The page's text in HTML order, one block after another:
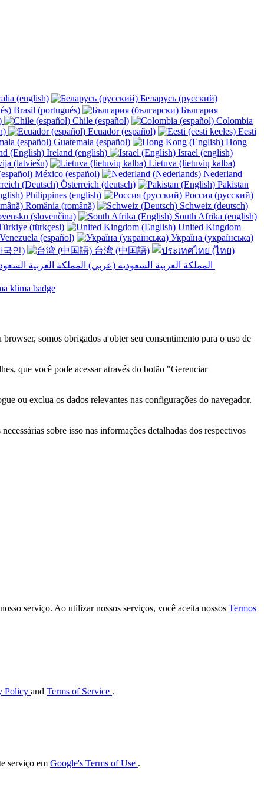
(english)
Беларусь (русский)
Brasil (portugués)
България
Chile (español)
Colombia
Ecuador (español)
Eesti
Guatemala (español)
Hong
Ireland (english)
Israel (english)
(latviešu)
Lietuva (lietuvių kalba)
México (español)
Nederland
Österreich (deutsch)
Pakistan
Philippines (english)
Россия (русский)
România (română)
Schweiz (deutsch)
(slovenčina)
South Afrika (english)
(türkçesi)
United Kingdom
Venezuela (español)
Україна (українська)
국인)
台湾 (中国語)
somos obrigados a obter seu consentimento para o uso de
que você pode acessar através do botão "Gerenciar
ou exclua os dados relevantes nas configurações do navegador.
sobre isso nas informações detalhadas dos respectivos
serviço. Ao utilizar nossos serviços, você aceita nossos Termos
Policy and Terms of Service .
serviço em Google's Terms of Use .